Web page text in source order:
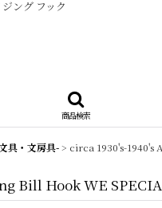
ング フック
商品検索
具・文房具-> circa 1930's-1940's
Bill Hook WE